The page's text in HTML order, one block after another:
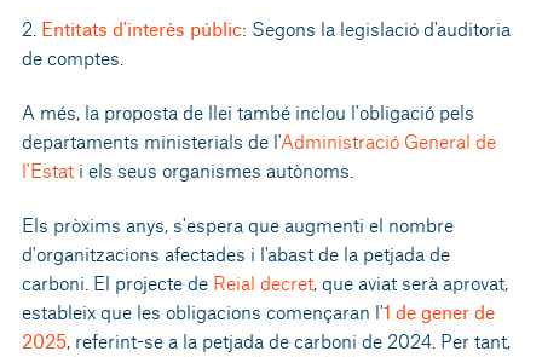
2. Entitats d'interès públic: Segons la legislació d'auditoria
de comptes.
A més, la proposta de llei també inclou l'obligació pels
departaments ministerials de l'Administració General de
l'Estat i els seus organismes autònoms.
Els pròxims anys, s'espera que augmenti el nombre
d'organitzacions afectades i l'abast de la petjada de
carboni. El projecte de Reial decret, que aviat serà aprovat,
estableix que les obligacions començaran l'1 de gener de
2025, referint-se a la petjada de carboni de 2024. Per tant,